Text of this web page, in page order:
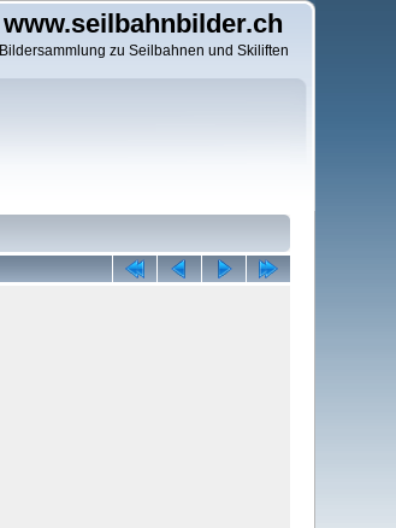
www.seilbahnbilder.ch
Bildersammlung zu Seilbahnen und Skiliften